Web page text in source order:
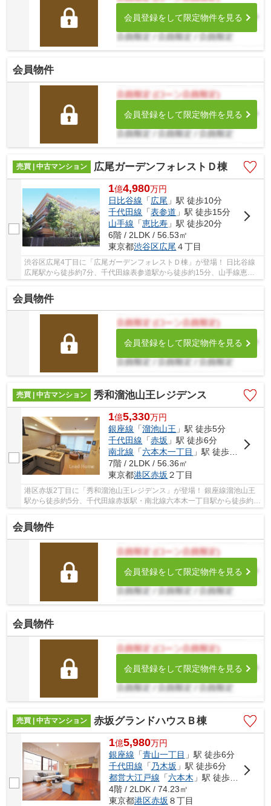
会員登録をして限定物件を見る
会員物件
会員登録をして限定物件を見る
売買 | 中古マンション 広尾ガーデンフォレストＤ棟
1億4,980万円
日比谷線 「広尾 」駅 徒歩10分
千代田線 「表参道 」駅 徒歩15分
山手線 「恵比寿 」駅 徒歩20分
6階 / 2LDK / 56.53㎡
東京都渋谷区広尾 ４丁目
渋谷区広尾4丁目に「広尾ガーデンフォレストＤ棟」が登場！ 日比谷線
広尾駅から徒歩約7分、千代田線表参道駅から徒歩約15分、山手線恵比
寿駅から徒歩約20分。 7路線3駅利用可能な大変...
会員物件
会員登録をして限定物件を見る
売買 | 中古マンション 秀和溜池山王レジデンス
1億5,330万円
銀座線 「溜池山王 」駅 徒歩5分
千代田線 「赤坂 」駅 徒歩6分
南北線 「六本木一丁目 」駅 徒歩6分
7階 / 2LDK / 56.36㎡
東京都港区赤坂 ２丁目
港区赤坂2丁目に「秀和溜池山王レジデンス」が登場！ 銀座線溜池山王
駅から徒歩約5分、千代田線赤坂駅・南北線六本木一丁目駅から徒歩約6
会員物件
会員登録をして限定物件を見る
会員物件
会員登録をして限定物件を見る
売買 | 中古マンション 赤坂グランドハウスＢ棟
1億5,980万円
銀座線 「青山一丁目 」駅 徒歩6分
千代田線 「 乃木坂 」駅 徒歩6分
都営大江戸線 「六本木 」駅 徒歩13分
4階 / 2LDK / 74.23㎡
東京都港区赤坂 ８丁目